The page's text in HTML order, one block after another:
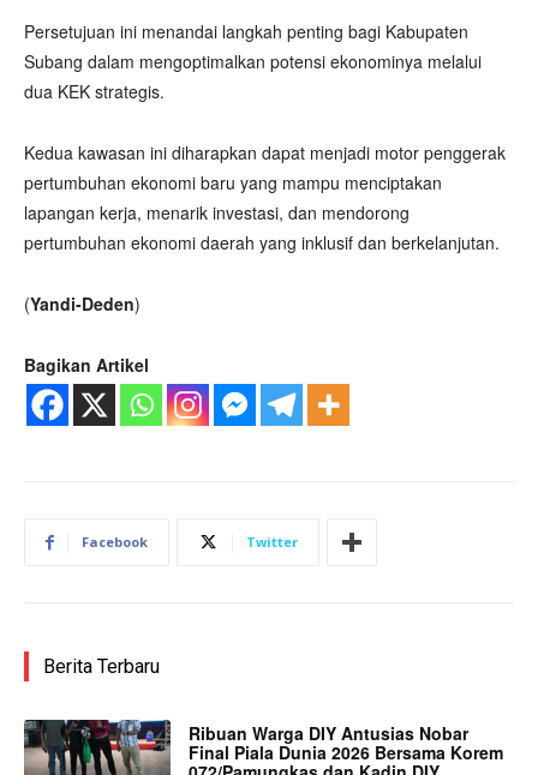
Persetujuan ini menandai langkah penting bagi Kabupaten
Subang dalam mengoptimalkan potensi ekonominya melalui
dua KEK strategis.
Kedua kawasan ini diharapkan dapat menjadi motor penggerak
pertumbuhan ekonomi baru yang mampu menciptakan
lapangan kerja, menarik investasi, dan mendorong
pertumbuhan ekonomi daerah yang inklusif dan berkelanjutan.
(Yandi-Deden)
Bagikan Artikel
Facebook Twitter
Berita Terbaru
Ribuan Warga DIY Antusias Nobar
Final Piala Dunia 2026 Bersama Korem